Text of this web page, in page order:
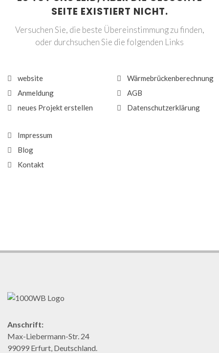
SEITE EXISTIERT NICHT.
Versuchen Sie, die beste Übereinstimmung zu finden,
oder durchsuchen Sie die folgenden Links
website
Anmeldung
neues Projekt erstellen
Wärmebrückenberechnung
AGB
Datenschutzerklärung
Impressum
Blog
Kontakt
Anschrift:
Max-Liebermann-Str. 24
99099 Erfurt, Deutschland.